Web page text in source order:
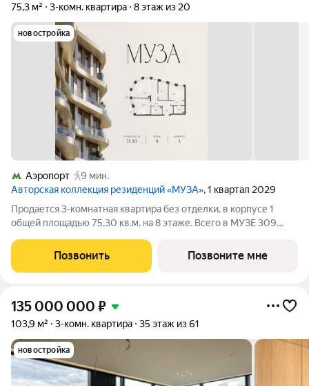
75,3 м²
3-комн. квартира 8 этаж из 20
новостройка
Аэропорт
9 мин.
Авторская коллекция резиденций «МУЗА», 1 квартал 2029
Продается 3-комнатная квартира без отделки, в корпусе 1
общей площадью 75,30 кв.м. на 8 этаже. Всего в МУЗЕ 309
террасами. Высота потолков от 3,5 до 4,65 м. Эксклюзивные
Позвонить Позвоните мне
135 000 000 ₽
103,9 м² 3-комн. квартира 35 этаж из 61
новостройка